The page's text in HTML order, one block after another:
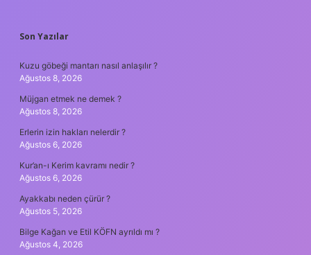
SIDEBAR
Son Yazılar
Kuzu göbeği mantarı nasıl anlaşılır ?
Ağustos 8, 2026
Müjgan etmek ne demek ?
Ağustos 8, 2026
Erlerin izin hakları nelerdir ?
Ağustos 6, 2026
Kur’an-ı Kerim kavramı nedir ?
Ağustos 6, 2026
Ayakkabı neden çürür ?
Ağustos 5, 2026
Bilge Kağan ve Etil KÖFN ayrıldı mı ?
Ağustos 4, 2026